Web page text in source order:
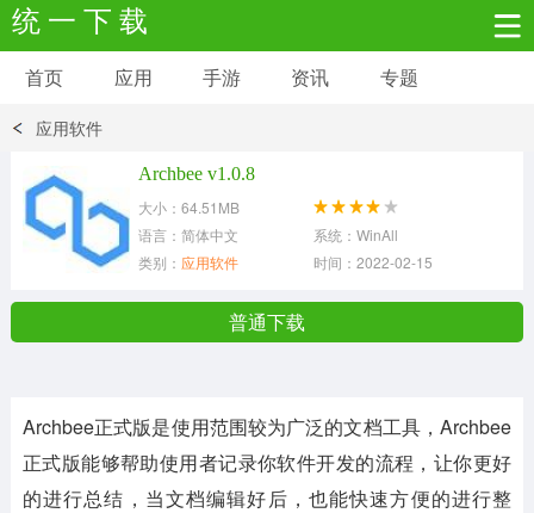
统 一 下 载
安卓应用 安卓游戏
网络购物
系统工具 其它应用
首页 应用 手游 资讯 专题
应用软件
Archbee v1.0.8
大小：64.51MB
语言：简体中文
系统：WinAll
类别： 应用软件 时间：2022-02-15
普通下载
Archbee正式版是使用范围较为广泛的文档工具，Archbee
正式版能够帮助使用者记录你软件开发的流程，让你更好
的进行总结，当文档编辑好后，也能快速方便的进行整